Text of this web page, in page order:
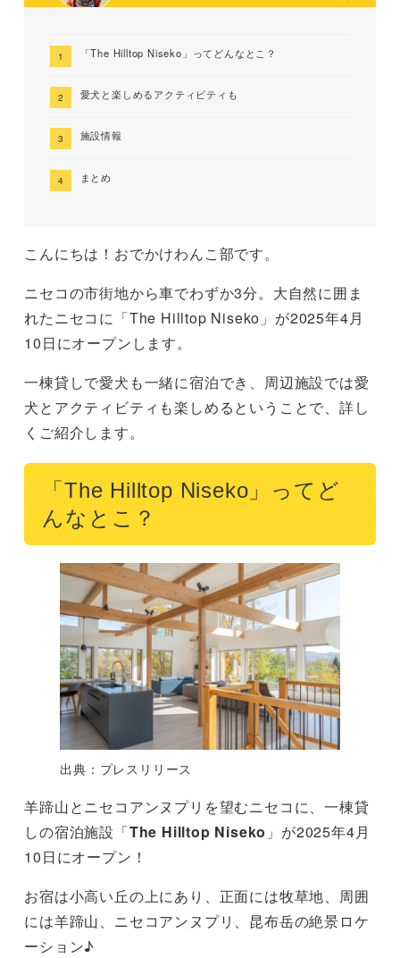
「The Hilltop Niseko」ってどんなとこ？
愛犬と楽しめるアクティビティも
施設情報
まとめ
こんにちは！おでかけわんこ部です。
ニセコの市街地から車でわずか3分。大自然に囲ま
れたニセコに「The Hilltop Niseko」が2025年4月
10日にオープンします。
一棟貸しで愛犬も一緒に宿泊でき、周辺施設では愛
犬とアクティビティも楽しめるということで、詳し
くご紹介します。
「The Hilltop Niseko」ってど
んなとこ？
出典：プレスリリース
羊蹄山とニセコアンヌプリを望むニセコに、一棟貸
しの宿泊施設「The Hilltop Niseko 」が2025年4月
10日にオープン！
お宿は小高い丘の上にあり、正面には牧草地、周囲
には羊蹄山、ニセコアンヌプリ、昆布岳の絶景ロケ
ーション♪